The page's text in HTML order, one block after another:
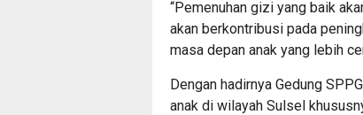
“Pemenuhan gizi yang baik
akan berkontribusi pada
masa depan anak yang lebih
Dengan hadirnya Gedung
anak di wilayah Sulsel